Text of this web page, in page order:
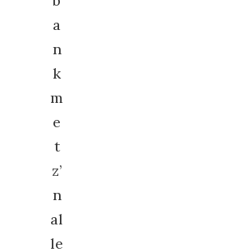
a
n
k
m
e
t
z’
n
al
le